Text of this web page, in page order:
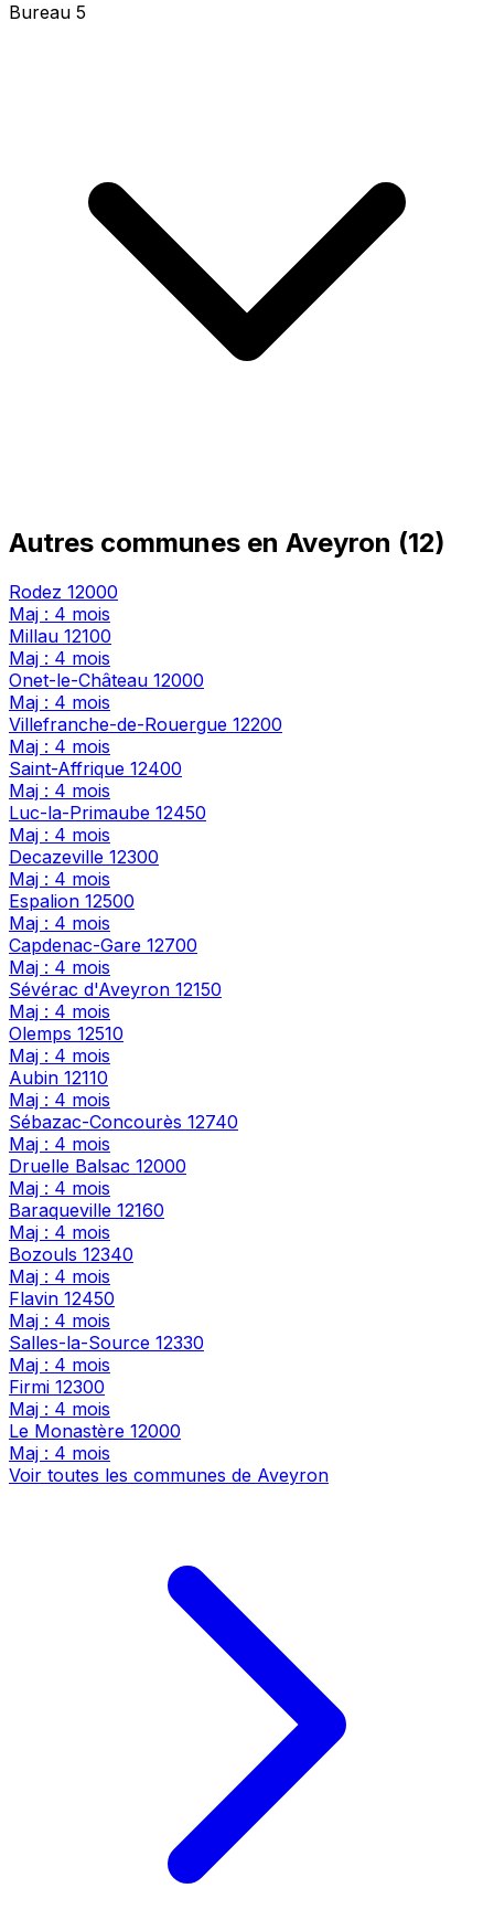
Bureau 5
Autres communes en Aveyron (12)
Rodez 12000
Maj : 4 mois
Millau 12100
Maj : 4 mois
Onet-le-Château 12000
Maj : 4 mois
Villefranche-de-Rouergue 12200
Maj : 4 mois
Saint-Affrique 12400
Maj : 4 mois
Luc-la-Primaube 12450
Maj : 4 mois
Decazeville 12300
Maj : 4 mois
Espalion 12500
Maj : 4 mois
Capdenac-Gare 12700
Maj : 4 mois
Sévérac d'Aveyron 12150
Maj : 4 mois
Olemps 12510
Maj : 4 mois
Aubin 12110
Maj : 4 mois
Sébazac-Concourès 12740
Maj : 4 mois
Druelle Balsac 12000
Maj : 4 mois
Baraqueville 12160
Maj : 4 mois
Bozouls 12340
Maj : 4 mois
Flavin 12450
Maj : 4 mois
Salles-la-Source 12330
Maj : 4 mois
Firmi 12300
Maj : 4 mois
Le Monastère 12000
Maj : 4 mois
Voir toutes les communes de Aveyron